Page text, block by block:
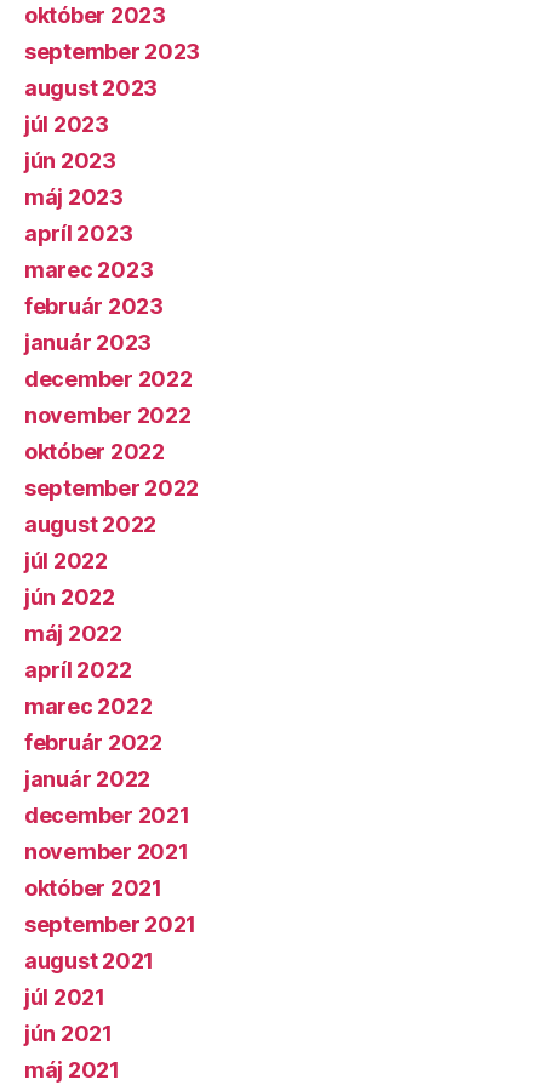
október 2023
september 2023
august 2023
júl 2023
jún 2023
máj 2023
apríl 2023
marec 2023
február 2023
január 2023
december 2022
november 2022
október 2022
september 2022
august 2022
júl 2022
jún 2022
máj 2022
apríl 2022
marec 2022
február 2022
január 2022
december 2021
november 2021
október 2021
september 2021
august 2021
júl 2021
jún 2021
máj 2021